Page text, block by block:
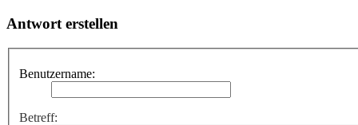
Antwort erstellen
Benutzername:
Betreff: